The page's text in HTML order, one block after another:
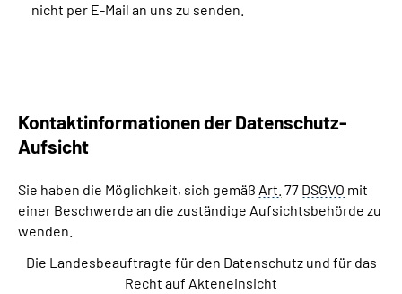
nicht per E-Mail an uns zu senden.
Kontaktinformationen der Datenschutz-
Aufsicht
Sie haben die Möglichkeit, sich gemäß Art. 77 DSGVO mit
einer Beschwerde an die zuständige Aufsichtsbehörde zu
wenden.
Die Landesbeauftragte für den Datenschutz und für das
Recht auf Akteneinsicht